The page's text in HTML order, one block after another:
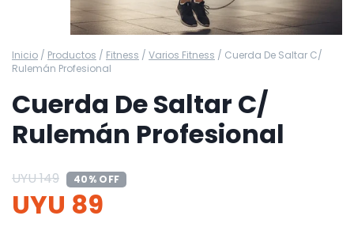
Inicio / Productos / Fitness / Varios Fitness / Cuerda De Saltar C/
Rulemán Profesional
Cuerda De Saltar C/
Rulemán Profesional
UYU149 40% OFF
UYU 89